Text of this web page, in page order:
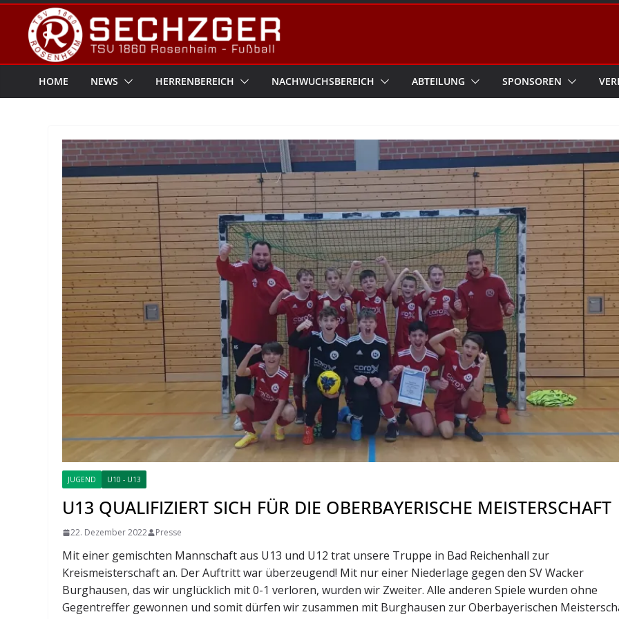
Zum
Inhalt
springen
HOME NEWS HERRENBEREICH NACHWUCHSBEREICH ABTEILUNG SPONSOREN
JUGEND U10 - U13
U13 QUALIFIZIERT SICH FÜR DIE OBERBAYERISCHE MEISTERSCHAFT
22. Dezember 2022 Presse
Mit einer gemischten Mannschaft aus U13 und U12 trat unsere Truppe in Bad Reichenhall zur
Kreismeisterschaft an. Der Auftritt war überzeugend! Mit nur einer Niederlage gegen den SV Wacker
Burghausen, das wir unglücklich mit 0-1 verloren, wurden wir Zweiter. Alle anderen Spiele wurden ohne
Gegentreffer gewonnen und somit dürfen wir zusammen mit Burghausen zur Oberbayerischen